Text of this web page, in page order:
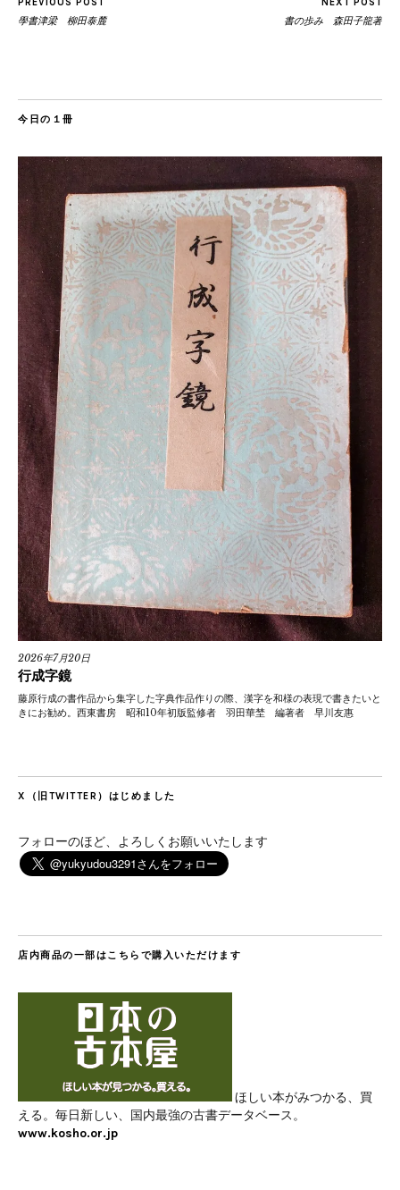
學書津梁 柳田泰麓 書の歩み 森田子龍著
今日の１冊
2026年7月20日
行成字鏡
藤原行成の書作品から集字した字典作品作りの際、漢字を和様の表現で書きたいと
きにお勧め。西東書房 昭和10年初版監修者 羽田華埜 編著者 早川友惠
X（旧TWITTER）はじめました
フォローのほど、よろしくお願いいたします
店内商品の一部はこちらで購入いただけます
ほしい本がみつかる、買
える。毎日新しい、国内最強の古書データベース。
www.kosho.or.jp